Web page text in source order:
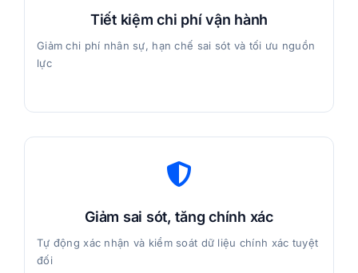
Tiết kiệm chi phí vận hành
Giảm chi phí nhân sự, hạn chế sai sót và tối ưu nguồn
lực
Giảm sai sót, tăng chính xác
Tự động xác nhận và kiểm soát dữ liệu chính xác tuyệt
đối